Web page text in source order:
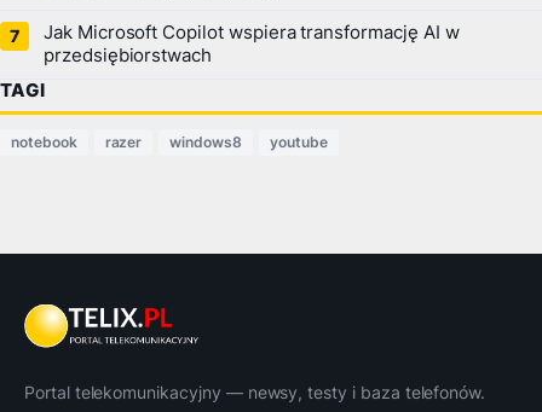
Jak Microsoft Copilot wspiera transformację AI w
przedsiębiorstwach
TAGI
notebook razer windows8 youtube
Portal telekomunikacyjny — newsy, testy i baza telefonów.